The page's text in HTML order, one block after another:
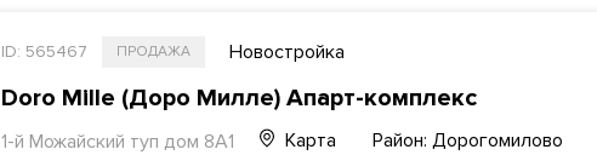
ID: 565467 ПРОДАЖА Новостройка
Doro Mille (Доро Милле) Апарт-комплекс
1-й Можайский туп дом 8А1 Карта Район: Дорогомилово